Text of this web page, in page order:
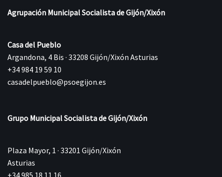
Agrupación Municipal Socialista de Gijón/Xixón
Casa del Pueblo
Argandona, 4 Bis · 33208 Gijón/Xixón Asturias
+34 984 19 59 10
casadelpueblo@psoegijon.es
Grupo Municipal Socialista de Gijón/Xixón
Plaza Mayor, 1 · 33201 Gijón/Xixón
Asturias
+34 985 18 11 16